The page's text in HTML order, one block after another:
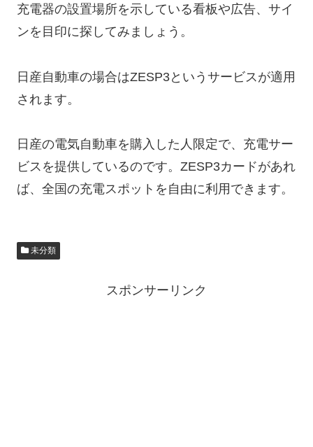
充電器の設置場所を示している看板や広告、サイ
ンを目印に探してみましょう。
日産自動車の場合はZESP3というサービスが適用
されます。
日産の電気自動車を購入した人限定で、充電サー
ビスを提供しているのです。ZESP3カードがあれ
ば、全国の充電スポットを自由に利用できます。
未分類
スポンサーリンク